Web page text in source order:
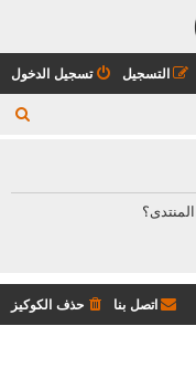
تسجيل الدخول التسجيل
حذف الكوكيز اتصل بنا